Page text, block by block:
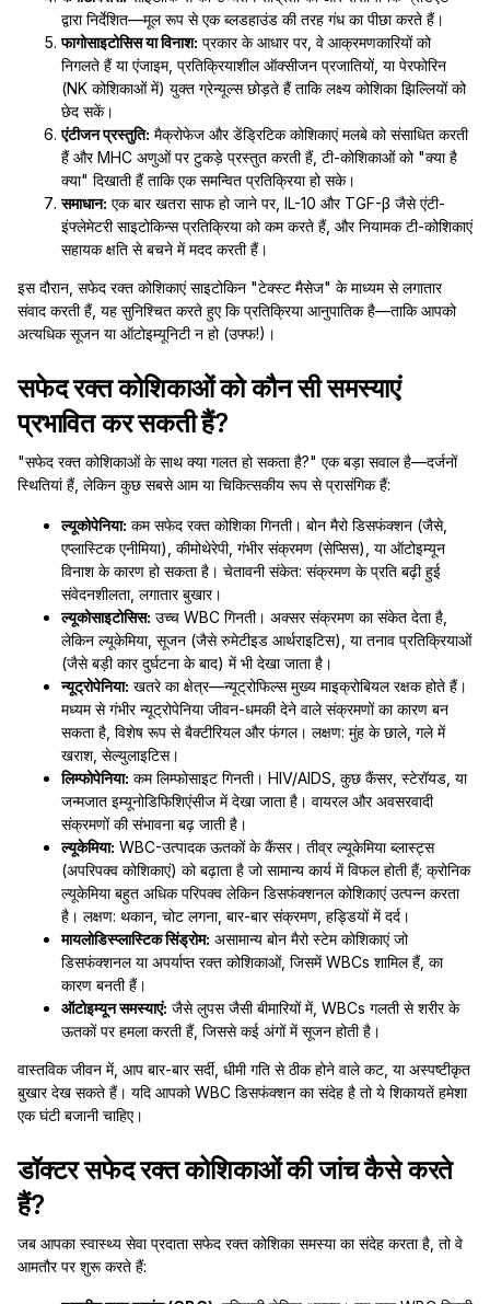
द्वारा निर्देशित—मूल रूप से एक ब्लडहाउंड की तरह गंध का पीछा करते हैं।
फागोसाइटोसिस या विनाश: प्रकार के आधार पर, वे आक्रमणकारियों को
निगलते हैं या एंजाइम, प्रतिक्रियाशील ऑक्सीजन प्रजातियों, या पेरफोरिन
(NK कोशिकाओं में) युक्त ग्रेन्यूल्स छोड़ते हैं ताकि लक्ष्य कोशिका झिल्लियों को
छेद सकें।
एंटीजन प्रस्तुति: मैक्रोफेज और डेंड्रिटिक कोशिकाएं मलबे को संसाधित करती
हैं और MHC अणुओं पर टुकड़े प्रस्तुत करती हैं, टी-कोशिकाओं को "क्या है
क्या" दिखाती हैं ताकि एक समन्वित प्रतिक्रिया हो सके।
समाधान: एक बार खतरा साफ हो जाने पर, IL-10 और TGF-β जैसे एंटी-
इंफ्लेमेटरी साइटोकिन्स प्रतिक्रिया को कम करते हैं, और नियामक टी-कोशिकाएं
सहायक क्षति से बचने में मदद करती हैं।
इस दौरान, सफेद रक्त कोशिकाएं साइटोकिन "टेक्स्ट मैसेज" के माध्यम से लगातार
संवाद करती हैं, यह सुनिश्चित करते हुए कि प्रतिक्रिया आनुपातिक है—ताकि आपको
अत्यधिक सूजन या ऑटोइम्यूनिटी न हो (उफ्फ!)।
सफेद रक्त कोशिकाओं को कौन सी समस्याएं
प्रभावित कर सकती हैं?
"सफेद रक्त कोशिकाओं के साथ क्या गलत हो सकता है?" एक बड़ा सवाल है—दर्जनों
स्थितियां हैं, लेकिन कुछ सबसे आम या चिकित्सकीय रूप से प्रासंगिक हैं:
ल्यूकोपेनिया: कम सफेद रक्त कोशिका गिनती। बोन मैरो डिसफंक्शन (जैसे,
एप्लास्टिक एनीमिया), कीमोथेरेपी, गंभीर संक्रमण (सेप्सिस), या ऑटोइम्यून
विनाश के कारण हो सकता है। चेतावनी संकेत: संक्रमण के प्रति बढ़ी हुई
संवेदनशीलता, लगातार बुखार।
ल्यूकोसाइटोसिस: उच्च WBC गिनती। अक्सर संक्रमण का संकेत देता है,
लेकिन ल्यूकेमिया, सूजन (जैसे रुमेटीइड आर्थराइटिस), या तनाव प्रतिक्रियाओं
(जैसे बड़ी कार दुर्घटना के बाद) में भी देखा जाता है।
न्यूट्रोपेनिया: खतरे का क्षेत्र—न्यूट्रोफिल्स मुख्य माइक्रोबियल रक्षक होते हैं।
मध्यम से गंभीर न्यूट्रोपेनिया जीवन-धमकी देने वाले संक्रमणों का कारण बन
सकता है, विशेष रूप से बैक्टीरियल और फंगल। लक्षण: मुंह के छाले, गले में
खराश, सेल्युलाइटिस।
लिम्फोपेनिया: कम लिम्फोसाइट गिनती। HIV/AIDS, कुछ कैंसर, स्टेरॉयड, या
जन्मजात इम्यूनोडिफिशिएंसीज में देखा जाता है। वायरल और अवसरवादी
संक्रमणों की संभावना बढ़ जाती है।
ल्यूकेमिया: WBC-उत्पादक ऊतकों के कैंसर। तीव्र ल्यूकेमिया ब्लास्ट्स
(अपरिपक्व कोशिकाएं) को बढ़ाता है जो सामान्य कार्य में विफल होती हैं; क्रोनिक
ल्यूकेमिया बहुत अधिक परिपक्व लेकिन डिसफंक्शनल कोशिकाएं उत्पन्न करता
है। लक्षण: थकान, चोट लगना, बार-बार संक्रमण, हड्डियों में दर्द।
मायलोडिस्प्लास्टिक सिंड्रोम: असामान्य बोन मैरो स्टेम कोशिकाएं जो
डिसफंक्शनल या अपर्याप्त रक्त कोशिकाओं, जिसमें WBCs शामिल हैं, का
कारण बनती हैं।
ऑटोइम्यून समस्याएं: जैसे लुपस जैसी बीमारियों में, WBCs गलती से शरीर के
ऊतकों पर हमला करती हैं, जिससे कई अंगों में सूजन होती है।
वास्तविक जीवन में, आप बार-बार सर्दी, धीमी गति से ठीक होने वाले कट, या अस्पष्टीकृत
बुखार देख सकते हैं। यदि आपको WBC डिसफंक्शन का संदेह है तो ये शिकायतें हमेशा
एक घंटी बजानी चाहिए।
डॉक्टर सफेद रक्त कोशिकाओं की जांच कैसे करते
हैं?
जब आपका स्वास्थ्य सेवा प्रदाता सफेद रक्त कोशिका समस्या का संदेह करता है, तो वे
आमतौर पर शुरू करते हैं: